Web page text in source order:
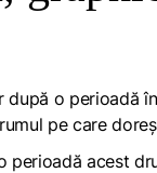
o perioadă
pe care
perioadă acest